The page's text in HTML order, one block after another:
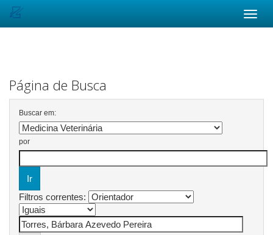
Página de Busca
Buscar em:
por
Filtros correntes: